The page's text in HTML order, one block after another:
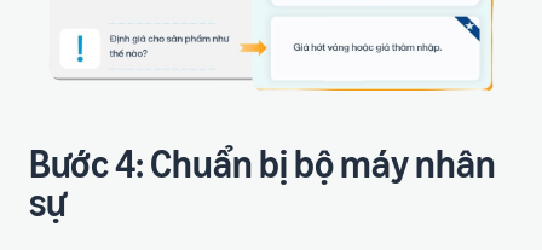
Bước 4: Chuẩn bị bộ máy nhân
sự